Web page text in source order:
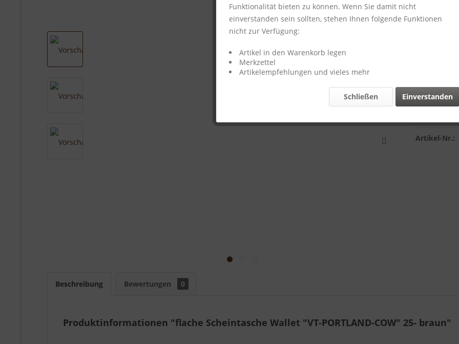
Artikel-Nr.:
Beschreibung Bewertungen 0
Produktinformationen "flache Scheintasche Wallet "VT-PORTLAND-COW" 25- braun"
Funktionalität bieten zu können. Wenn Sie damit nicht
einverstanden sein sollten, stehen Ihnen folgende Funktionen
nicht zur Verfügung:
Artikel in den Warenkorb legen
Merkzettel
Artikelempfehlungen und vieles mehr
Einverstanden
Schließen